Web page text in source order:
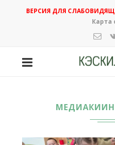
ВЕРСИЯ ДЛЯ
Карта
МЕДИАКИИН